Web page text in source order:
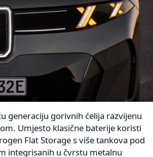
generaciju gorivnih ćelija razvijenu
Umjesto klasične baterije koristi
Flat Storage s više tankova pod
integrisanih u čvrstu metalnu